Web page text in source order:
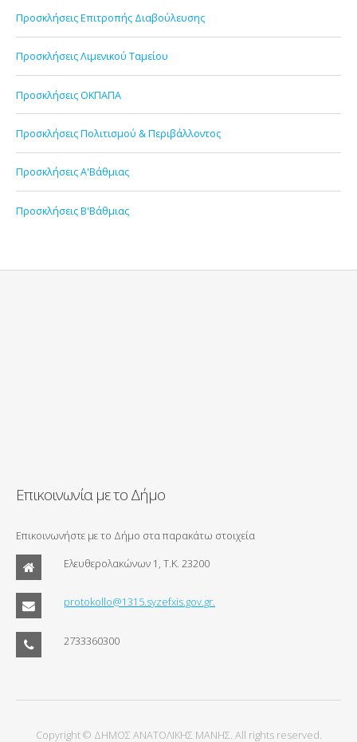
Προσκλήσεις Επιτροπής Διαβούλευσης
Προσκλήσεις Λιμενικού Ταμείου
Προσκλήσεις ΟΚΠΑΠΑ
Προσκλήσεις Πολιτισμού & Περιβάλλοντος
Προσκλήσεις Α'Βάθμιας
Προσκλήσεις Β'Βάθμιας
Επικοινωνία με το Δήμο
Επικοινωνήστε με το Δήμο στα παρακάτω στοιχεία
Ελευθερολακώνων 1, Τ.Κ. 23200
protokollo@1315.syzefxis.gov.gr.
2733360300
Copyright © ΔΗΜΟΣ ΑΝΑΤΟΛΙΚΗΣ ΜΑΝΗΣ. All rights reserved.